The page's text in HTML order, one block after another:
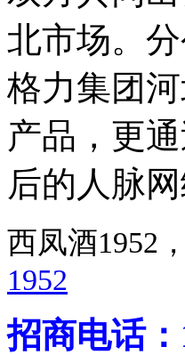
北市场。
格力集团
产品，更
后的人脉网
西凤酒1952
1952
招商电话：